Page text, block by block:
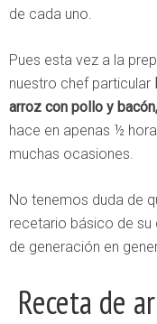
de cada uno.
Pues esta vez a la
nuestro chef particular
arroz con pollo y bacón,
hace en apenas ½
muchas ocasiones.
No tenemos duda de
recetario básico de su
de generación en
Receta de